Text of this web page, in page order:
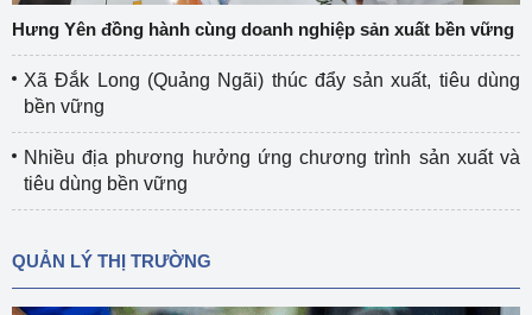
Hưng Yên đồng hành cùng doanh nghiệp sản xuất bền vững
Xã Đắk Long (Quảng Ngãi) thúc đẩy sản xuất, tiêu dùng
bền vững
Nhiều địa phương hưởng ứng chương trình sản xuất và
tiêu dùng bền vững
QUẢN LÝ THỊ TRƯỜNG